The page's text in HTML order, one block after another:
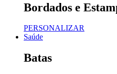
Bordados e
PERSONALIZAR
Saúde
Batas